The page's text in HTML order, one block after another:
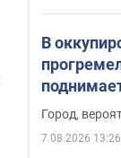
В
видео
Город,
7.08.2026 13:26